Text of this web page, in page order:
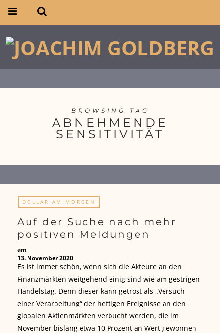
BROWSING TAG
ABNEHMENDE
SENSITIVITÄT
DOLLAR AM MORGEN
Auf der Suche nach mehr
positiven Meldungen
am
13. November 2020
Es ist immer schön, wenn sich die Akteure an den
Finanzmärkten weitgehend einig sind wie am gestrigen
Handelstag. Denn dieser kann getrost als „Versuch
einer Verarbeitung“ der heftigen Ereignisse an den
globalen Aktienmärkten verbucht werden, die im
November bislang etwa 10 Prozent an Wert gewonnen